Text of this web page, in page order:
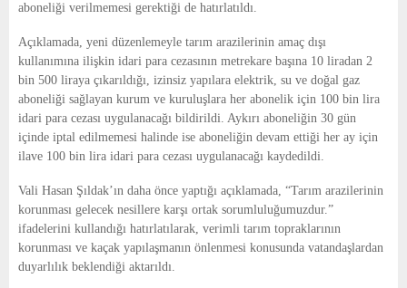
aboneliği verilmemesi gerektiği de hatırlatıldı.
Açıklamada, yeni düzenlemeyle tarım arazilerinin amaç dışı
kullanımına ilişkin idari para cezasının metrekare başına 10 liradan 2
bin 500 liraya çıkarıldığı, izinsiz yapılara elektrik, su ve doğal gaz
aboneliği sağlayan kurum ve kuruluşlara her abonelik için 100 bin lira
idari para cezası uygulanacağı bildirildi. Aykırı aboneliğin 30 gün
içinde iptal edilmemesi halinde ise aboneliğin devam ettiği her ay için
ilave 100 bin lira idari para cezası uygulanacağı kaydedildi.
Vali Hasan Şıldak’ın daha önce yaptığı açıklamada, “Tarım arazilerinin
korunması gelecek nesillere karşı ortak sorumluluğumuzdur.”
ifadelerini kullandığı hatırlatılarak, verimli tarım topraklarının
korunması ve kaçak yapılaşmanın önlenmesi konusunda vatandaşlardan
duyarlılık beklendiği aktarıldı.